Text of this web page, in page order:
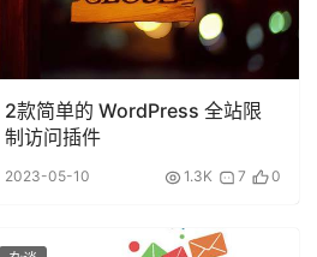
2款简单的 WordPress 全站限
制访问插件
2023-05-10 1.3K 7 0